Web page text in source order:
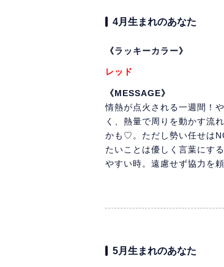
4月生まれのあなた
《ラッキーカラー》
レッド
《MESSAGE》
情熱が点火される一週間！
く、熱量で周りを動かす流
かも♡。ただし勢い任せは
たいことは優しく言葉にす
やすい時。遠慮せず協力を
5月生まれのあなた